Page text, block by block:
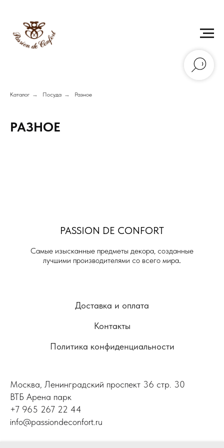
Каталог → Посуда → Разное
РАЗНОЕ
PASSION DE CONFORT
Самые изысканные предметы декора, созданные
лучшими производителями со всего мира.
Доставка и оплата
Контакты
Политика конфиденциальности
Москва, Ленинградский проспект 36 стр. 30
ВТБ Арена парк
+7 965 267 22 44
info@passiondeconfort.ru